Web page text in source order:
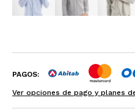
PAGOS:
Ver opciones de pago y planes